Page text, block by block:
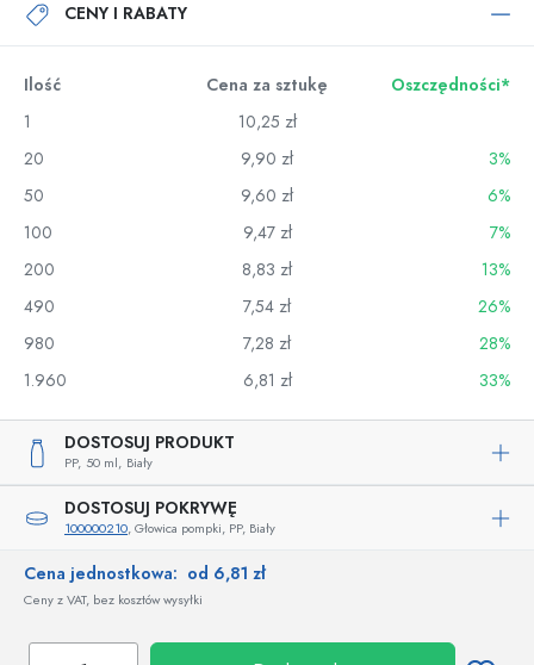
CENY I RABATY
Ilość Cena za sztukę
Oszczędności*
1
10,25 zł
20
9,90 zł
3%
50
9,60 zł
6%
100
9,47 zł
7%
200
8,83 zł
13%
490
7,54 zł
26%
980
7,28 zł
28%
1.960
6,81 zł 33%
DOSTOSUJ PRODUKT
PP, 50 ml, Biały
DOSTOSUJ POKRYWĘ
100000210, Głowica pompki, PP, Biały
Cena jednostkowa: od 6,81 zł
Ceny z VAT, bez kosztów wysyłki